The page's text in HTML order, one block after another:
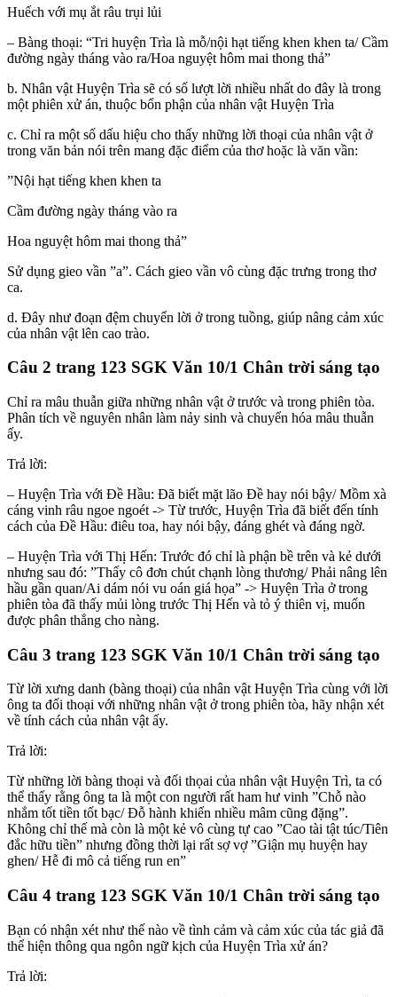
Huếch với mụ ắt râu trụi lủi
– Bàng thoại: “Tri huyện Trìa là mỗ/nội hạt tiếng khen khen ta/ Cầm
đường ngày tháng vào ra/Hoa nguyệt hôm mai thong thả”
b. Nhân vật Huyện Trìa sẽ có số lượt lời nhiều nhất do đây là trong
một phiên xử án, thuộc bổn phận của nhân vật Huyện Trìa
c. Chỉ ra một số dấu hiệu cho thấy những lời thoại của nhân vật ở
trong văn bản nói trên mang đặc điểm của thơ hoặc là văn vần:
”Nội hạt tiếng khen khen ta
Cầm đường ngày tháng vào ra
Hoa nguyệt hôm mai thong thả”
Sử dụng gieo vần ”a”. Cách gieo vần vô cùng đặc trưng trong thơ
ca.
d. Đây như đoạn đệm chuyển lời ở trong tuồng, giúp nâng cảm xúc
của nhân vật lên cao trào.
Câu 2 trang 123 SGK Văn 10/1 Chân trời sáng tạo
Chỉ ra mâu thuẫn giữa những nhân vật ở trước và trong phiên tòa.
Phân tích về nguyên nhân làm nảy sinh và chuyển hóa mâu thuẫn
ấy.
Trả lời:
– Huyện Trìa với Đề Hầu: Đã biết mặt lão Đề hay nói bậy/ Mồm xà
cáng vinh râu ngoe ngoét -> Từ trước, Huyện Trìa đã biết đến tính
cách của Đề Hầu: điêu toa, hay nói bậy, đáng ghét và đáng ngờ.
– Huyện Trìa với Thị Hến: Trước đó chỉ là phận bề trên và kẻ dưới
nhưng sau đó: ”Thấy cô đơn chút chạnh lòng thương/ Phải nâng lên
hầu gần quan/Ai dám nói vu oán giá họa” -> Huyện Trìa ở trong
phiên tòa đã thấy mủi lòng trước Thị Hến và tỏ ý thiên vị, muốn
được phân thắng cho nàng.
Câu 3 trang 123 SGK Văn 10/1 Chân trời sáng tạo
Từ lời xưng danh (bàng thoại) của nhân vật Huyện Trìa cùng với lời
ông ta đối thoại với những nhân vật ở trong phiên tòa, hãy nhận xét
về tính cách của nhân vật ấy.
Trả lời:
Từ những lời bàng thoại và đối thọai của nhân vật Huyện Trì, ta có
thể thấy rằng ông ta là một con người rất ham hư vinh ”Chỗ nào
nhắm tốt tiền tốt bạc/ Đỗ hành khiến nhiều mâm cũng đặng”.
Không chỉ thế mà còn là một kẻ vô cùng tự cao ”Cao tài tật túc/Tiên
đắc hữu tiền” nhưng đồng thời lại rất sợ vợ ”Giận mụ huyện hay
ghen/ Hễ đi mô cả tiếng run en”
Câu 4 trang 123 SGK Văn 10/1 Chân trời sáng tạo
Bạn có nhận xét như thế nào về tình cảm và cảm xúc của tác giả đã
thể hiện thông qua ngôn ngữ kịch của Huyện Trìa xử án?
Trả lời: